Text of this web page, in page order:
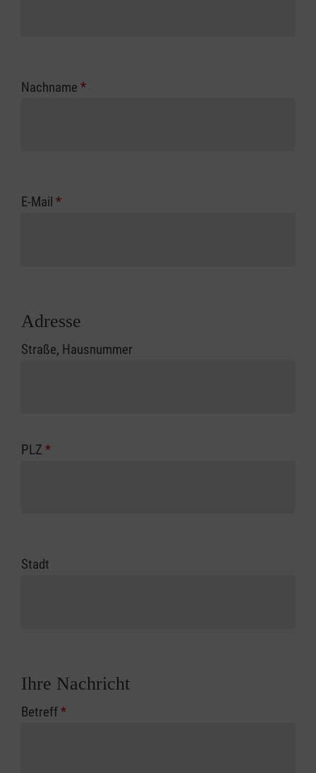
Nachname *
E-Mail *
Adresse
Straße, Hausnummer
PLZ *
Stadt
Ihre Nachricht
Betreff*